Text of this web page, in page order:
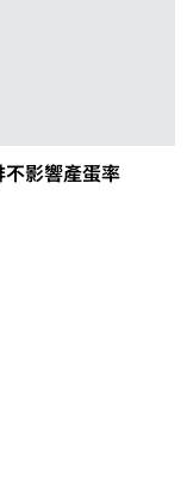
影響產蛋率